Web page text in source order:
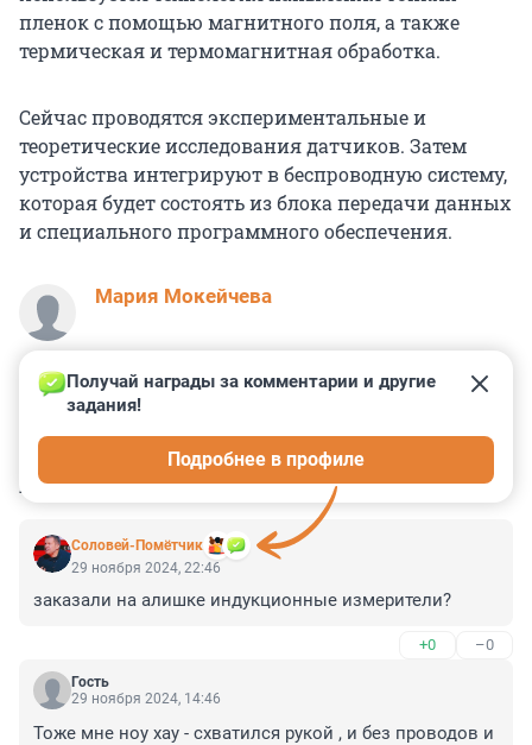
пленок с помощью магнитного поля, а также
термическая и термомагнитная обработка.
Сейчас проводятся экспериментальные и
теоретические исследования датчиков. Затем
устройства интегрируют в беспроводную систему,
которая будет состоять из блока передачи данных
и специального программного обеспечения.
Мария Мокейчева
КОММЕНТАРИИ 12
Соловей-Помётчик
Получай награды за комментарии и другие
задания!
Подробнее в профиле
29 ноября 2024, 22:46
заказали на алишке индукционные измерители?
+0 –0
Гость
29 ноября 2024, 14:46
Тоже мне ноу хау - схватился рукой , и без проводов и